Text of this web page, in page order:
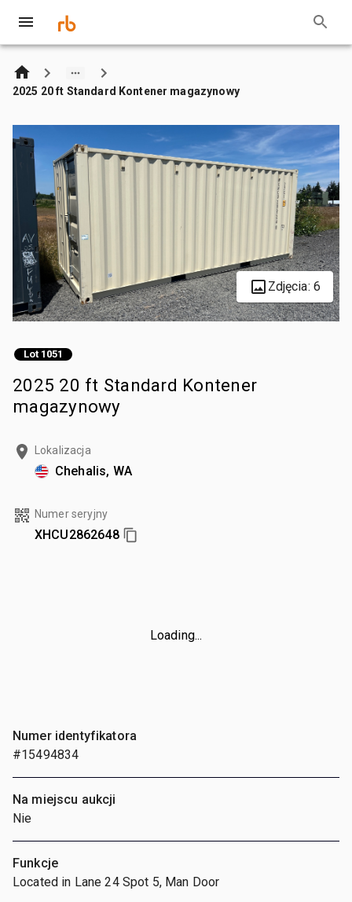
2025 20 ft Standard Kontener magazynowy
Zdjęcia: 6
Lot 1051
2025 20 ft Standard Kontener
magazynowy
Lokalizacja
Chehalis, WA
Numer seryjny
XHCU2862648
Loading...
Numer identyfikatora
#15494834
Na miejscu aukcji
Nie
Funkcje
Located in Lane 24 Spot 5, Man Door